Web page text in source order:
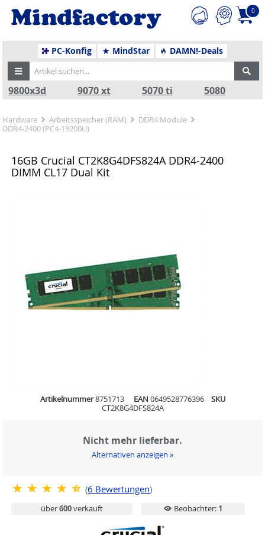
0
PC-Konfig MindStar DAMN!-Deals
9800x3d 9070 xt 5070 ti 5080
Hardware Arbeitsspeicher (RAM)
DDR4 Module
DDR4-2400 (PC4-19200U)
16GB Crucial CT2K8G4DFS824A DDR4-2400
DIMM CL17 Dual Kit
Artikelnummer8751713 EAN 0649528776396
SKU
CT2K8G4DFS824A
Nicht mehr lieferbar.
Alternativen anzeigen »
(6 Bewertungen)
über600verkauft Beobachter: 1